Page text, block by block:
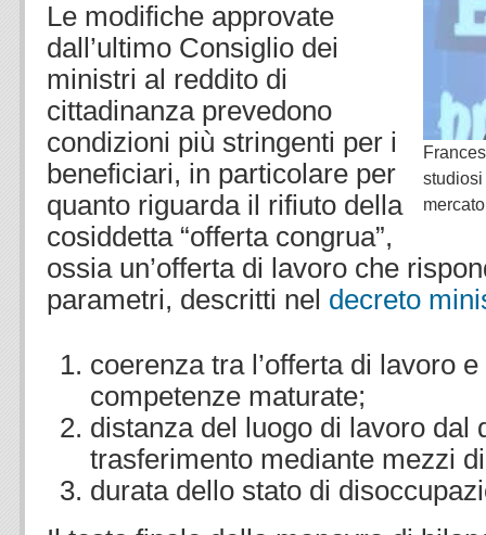
Le modifiche approvate
dall’ultimo Consiglio dei
ministri al reddito di
cittadinanza prevedono
condizioni più stringenti per i
beneficiari, in particolare per
quanto riguarda il rifiuto della
cosiddetta “offerta congrua”,
ossia un’offerta di lavoro che
parametri, descritti nel decreto
coerenza tra l’offerta di lavoro
competenze maturate;
distanza del luogo di lavoro dal
trasferimento mediante mezzi
durata dello stato di